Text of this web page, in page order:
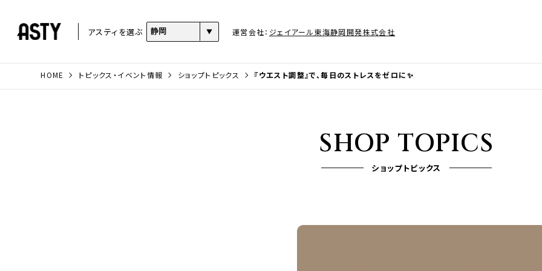
アスティを選ぶ 運営会社： ジェイアール東海静岡開発株式会社
HOME トピックス・イベント情報 ショップトピックス 『ウエスト調整』で、毎日のストレスをゼロに✨
SHOP TOPICS
ショップトピックス